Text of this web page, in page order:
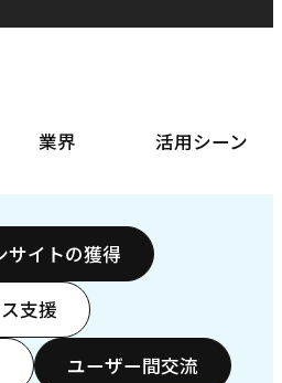
業界 活用シーン
サイトの獲得
支援
ユーザー間交流